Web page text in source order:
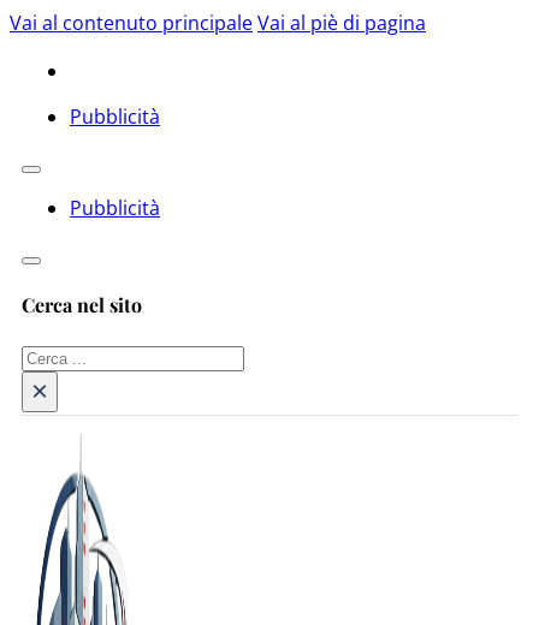
Vai al contenuto principaleVai al piè di pagina
Pubblicità
Pubblicità
Cerca nel sito
Cerca
×